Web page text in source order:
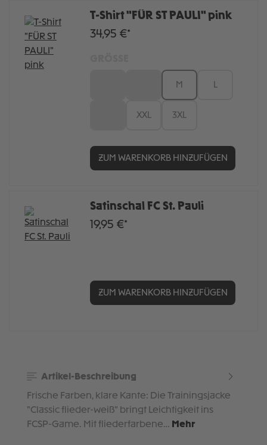
T-Shirt "FÜR ST PAULI" pink
34,95 €*
M
XXL 3XL
ZUM WARENKORB HINZUFÜGEN
Satinschal FC St. Pauli
19,95 €*
ZUM WARENKORB HINZUFÜGEN
Artikel-Beschreibung
Frische Farben, klare Kante: Die Trainingsjacke
"Classic flieder-weiß" bringt Leichtigkeit ins
FCSP-Game. Mit fliederfarbene… Mehr